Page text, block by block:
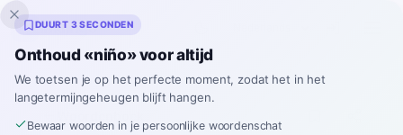
Inklingo
DUURT 3 SECONDEN
Onthoud «niño» voor altijd
We toetsen je op het perfecte moment, zodat het in het
langetermijngeheugen blijft hangen.
Bewaar woorden in je persoonlijke woordenschat